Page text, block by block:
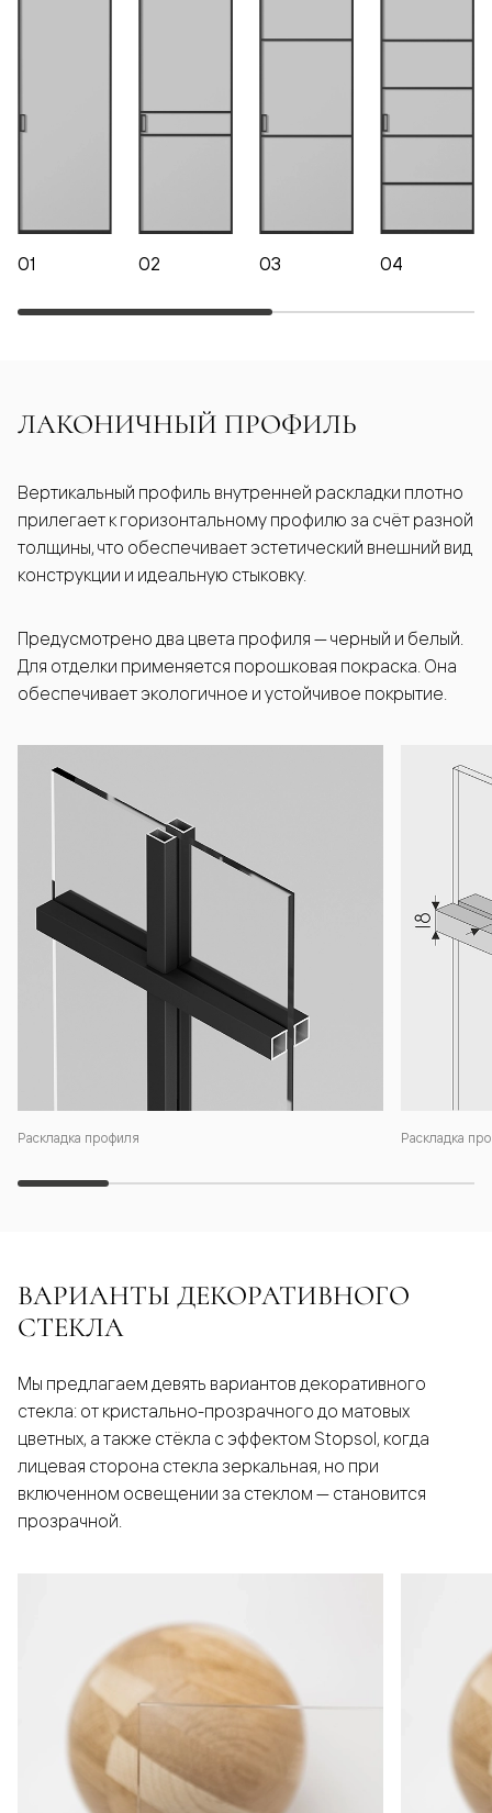
01 02 03 04
ЛАКОНИЧНЫЙ ПРОФИЛЬ
Раскладка профиля Раскладка
Вертикальный профиль внутренней раскладки плотно
прилегает к горизонтальному профилю за счёт разной
толщины, что обеспечивает эстетический внешний вид
конструкции и идеальную стыковку.
Предусмотрено два цвета профиля — черный и белый.
Для отделки применяется порошковая покраска. Она
обеспечивает экологичное и устойчивое покрытие.
ВАРИАНТЫ ДЕКОРАТИВНОГО
СТЕКЛА
Мы предлагаем девять вариантов декоративного
стекла: от кристально-прозрачного до матовых
цветных, а также стёкла с эффектом Stopsol, когда
лицевая сторона стекла зеркальная, но при
включенном освещении за стеклом — становится
прозрачной.